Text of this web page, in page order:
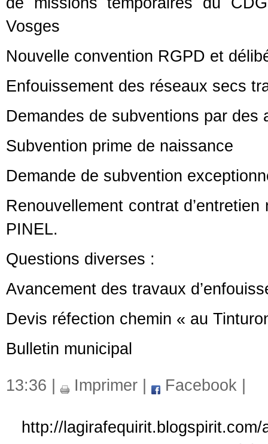
Vosges
Nouvelle convention RGPD et
Enfouissement des réseaux secs
Demandes de subventions par des
Subvention prime de naissance
Demande de subvention
Renouvellement contrat
PINEL.
Questions diverses :
Avancement des travaux
Devis réfection chemin « au
Bulletin municipal
13:36 | Imprimer Facebook
http://